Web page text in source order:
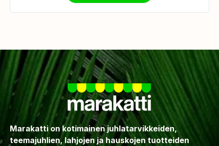
Marakatti on kotimainen juhlatarvikkeiden,
teemajuhlien, lahjojen ja hauskojen tuotteiden